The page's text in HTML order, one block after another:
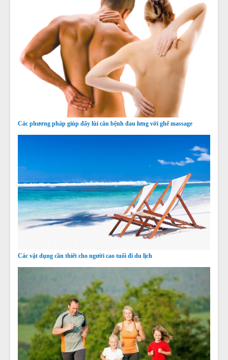
Các phương pháp giúp đẩy lùi căn bệnh đau lưng với ghế massage
Các vật dụng cần thiết cho người cao tuổi đi du lịch